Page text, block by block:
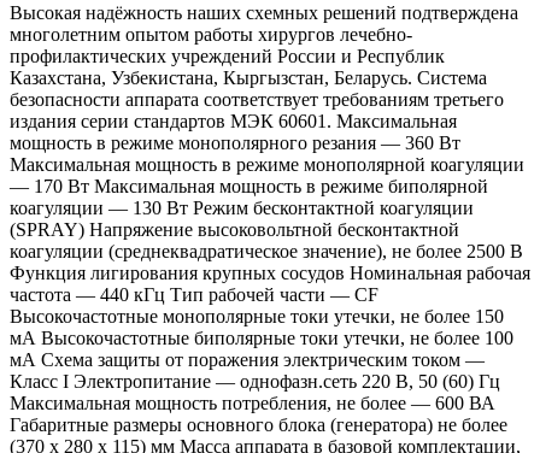
Высокая надёжность наших схемных решений подтверждена
многолетним опытом работы хирургов лечебно-
профилактических учреждений России и Республик
Казахстана, Узбекистана, Кыргызстан, Беларусь. Система
безопасности аппарата соответствует требованиям третьего
издания серии стандартов МЭК 60601. Максимальная
мощность в режиме монополярного резания — 360 Вт
Максимальная мощность в режиме монополярной коагуляции
— 170 Вт Максимальная мощность в режиме биполярной
коагуляции — 130 Вт Режим бесконтактной коагуляции
(SPRAY) Напряжение высоковольтной бесконтактной
коагуляции (среднеквадратическое значение), не более 2500 В
Функция лигирования крупных сосудов Номинальная рабочая
частота — 440 кГц Тип рабочей части — CF
Высокочастотные монополярные токи утечки, не более 150
мА Высокочастотные биполярные токи утечки, не более 100
мА Схема защиты от поражения электрическим током —
Класс I Электропитание — однофазн.сеть 220 В, 50 (60) Гц
Максимальная мощность потребления, не более — 600 ВА
Габаритные размеры основного блока (генератора) не более
(370 х 280 х 115) мм Масса аппарата в базовой комплектации,